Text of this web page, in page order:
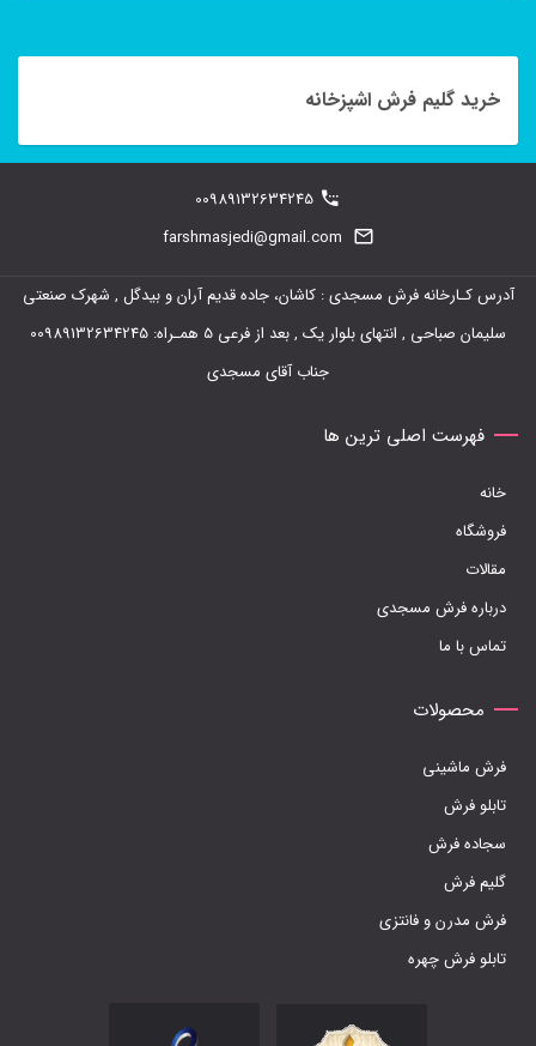
محصول
دارای
مختلفی
گزینه
در
انتخاب
خرید گلیم فرش اشپزخانه
00989132634245
farshmasjedi@gmail.com
آدرس کـارخانه فرش مسجدی : کاشان، جاده قدیم آران و بیدگل , شهرک صنعتی
سلیمان صباحی , انتهای بلوار یک , بعد از فرعی 5 همـراه: 00989132634245
جناب آقای مسجدی
فهرست اصلی ترین ها
خانه
فروشگاه
مقالات
درباره فرش مسجدی
تماس با ما
محصولات
فرش ماشینی
تابلو فرش
سجاده فرش
گلیم فرش
فرش مدرن و فانتزی
تابلو فرش چهره